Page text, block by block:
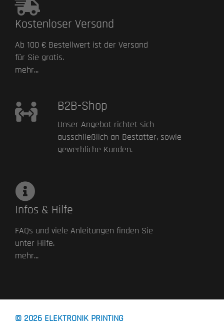
Kostenloser Versand
Ab 100 € Bestellwert ist der Versand
für Sie gratis.
mehr...
B2B-Shop
Unser Angebot richtet sich
ausschließlich an Bestatter, sowie
gewerbliche Kunden.
Infos & Hilfe
FAQs und viele Anleitungen finden Sie
unter Hilfe.
mehr...
© 2026 ELEKTRONIK PRINTING